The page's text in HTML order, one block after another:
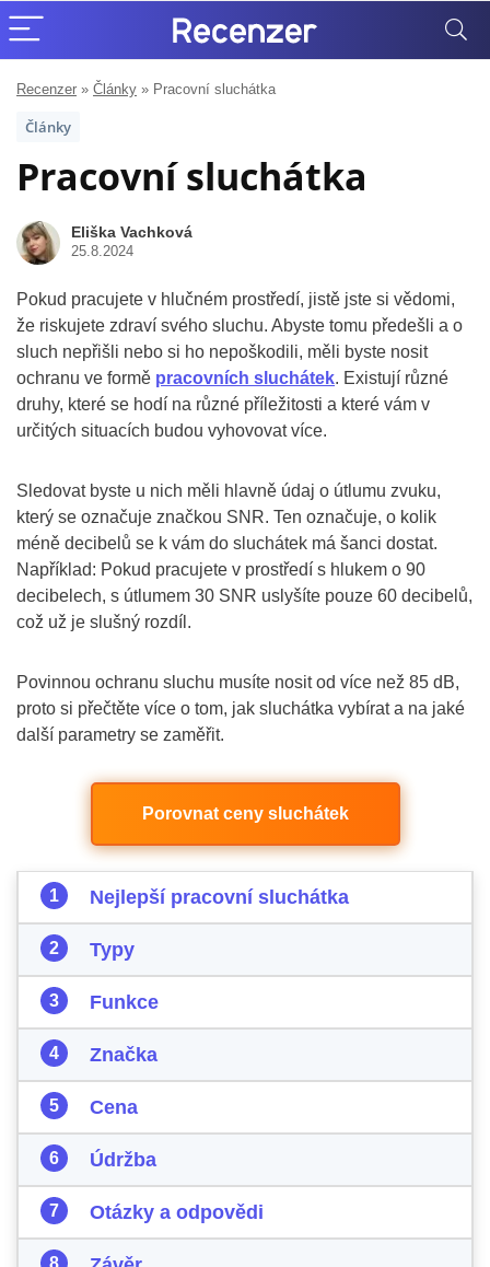
Recenzer » Články » Pracovní sluchátka
Články
Pracovní sluchátka
Eliška Vachková
25.8.2024
Pokud pracujete v hlučném prostředí, jistě jste si vědomi,
že riskujete zdraví svého sluchu. Abyste tomu předešli a o
sluch nepřišli nebo si ho nepoškodili, měli byste nosit
ochranu ve formě pracovních sluchátek. Existují různé
druhy, které se hodí na různé příležitosti a které vám v
určitých situacích budou vyhovovat více.
Sledovat byste u nich měli hlavně údaj o útlumu zvuku,
který se označuje značkou SNR. Ten označuje, o kolik
méně decibelů se k vám do sluchátek má šanci dostat.
Například: Pokud pracujete v prostředí s hlukem o 90
decibelech, s útlumem 30 SNR uslyšíte pouze 60 decibelů,
což už je slušný rozdíl.
Povinnou ochranu sluchu musíte nosit od více než 85 dB,
proto si přečtěte více o tom, jak sluchátka vybírat a na jaké
další parametry se zaměřit.
Porovnat ceny sluchátek
Nejlepší pracovní sluchátka
Typy
Funkce
Značka
Cena
Údržba
Otázky a odpovědi